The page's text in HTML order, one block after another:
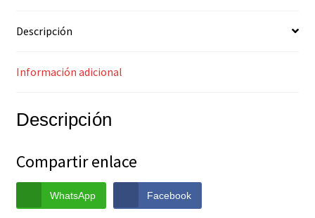
Descripción
Información adicional
Descripción
Compartir enlace
WhatsApp Facebook